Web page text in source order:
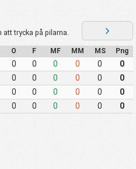
trycka på pilarna.
O F MF MM MS Png
0 0 0 0 0 0
0 0 0 0 0 0
0 0 0 0 0 0
0 0 0 0 0 0